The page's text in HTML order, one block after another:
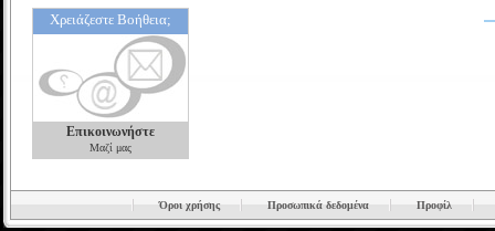
Χρειάζεστε Βοήθεια;
Επικοινωνήστε
Μαζί μας
Όροι χρήσης Προσωπικά δεδομένα Προφίλ